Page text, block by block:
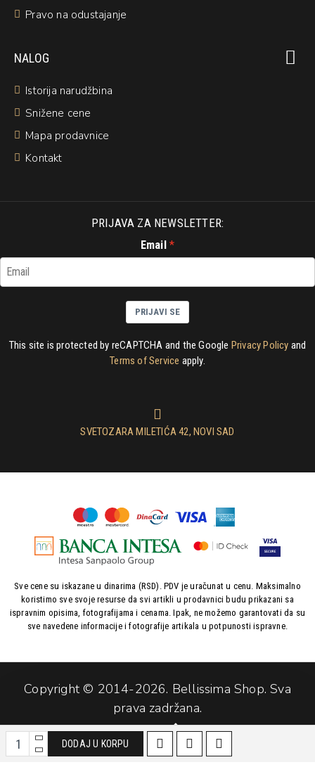
DODAJ U KORPU
Pravo na odustajanje
NALOG
Istorija narudžbina
Snižene cene
Mapa prodavnice
Kontakt
PRIJAVA ZA NEWSLETTER:
Email
PRIJAVI SE
This site is protected by reCAPTCHA and the Google Privacy Policy and
Terms of Service apply.
SVETOZARA MILETIĆA 42, NOVI SAD
Sve cene su iskazane u dinarima (RSD). PDV je uračunat u cenu. Maksimalno
koristimo sve svoje resurse da svi artikli u prodavnici budu prikazani sa
ispravnim opisima, fotografijama i cenama. Ipak, ne možemo garantovati da su
sve navedene informacije i fotografije artikala u potpunosti ispravne.
Copyright © 2014-2026. Bellissima Shop. Sva
prava zadržana.
Softverska izrada: